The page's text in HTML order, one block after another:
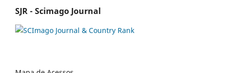
SJR - Scimago Journal